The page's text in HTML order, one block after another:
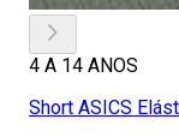
4 A 14 ANOS
Short ASICS